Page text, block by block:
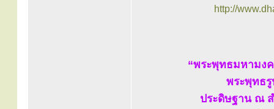
http://
“พระพุทธมหามง
พระพุทธ
ประดิษฐาน ณ